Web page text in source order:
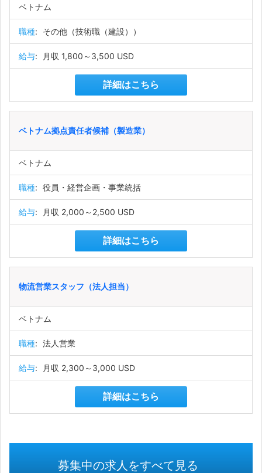
ベトナム
職種: その他（技術職（建設））
給与: 月収 1,800～3,500 USD
詳細はこちら
ベトナム拠点責任者候補（製造業）
ベトナム
職種: 役員・経営企画・事業統括
給与: 月収 2,000～2,500 USD
詳細はこちら
物流営業スタッフ（法人担当）
ベトナム
職種: 法人営業
給与: 月収 2,300～3,000 USD
詳細はこちら
募集中の求人をすべて見る